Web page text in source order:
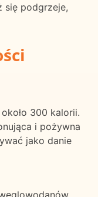
się podgrzeje,
300 kalorii.
i pożywna
jako danie